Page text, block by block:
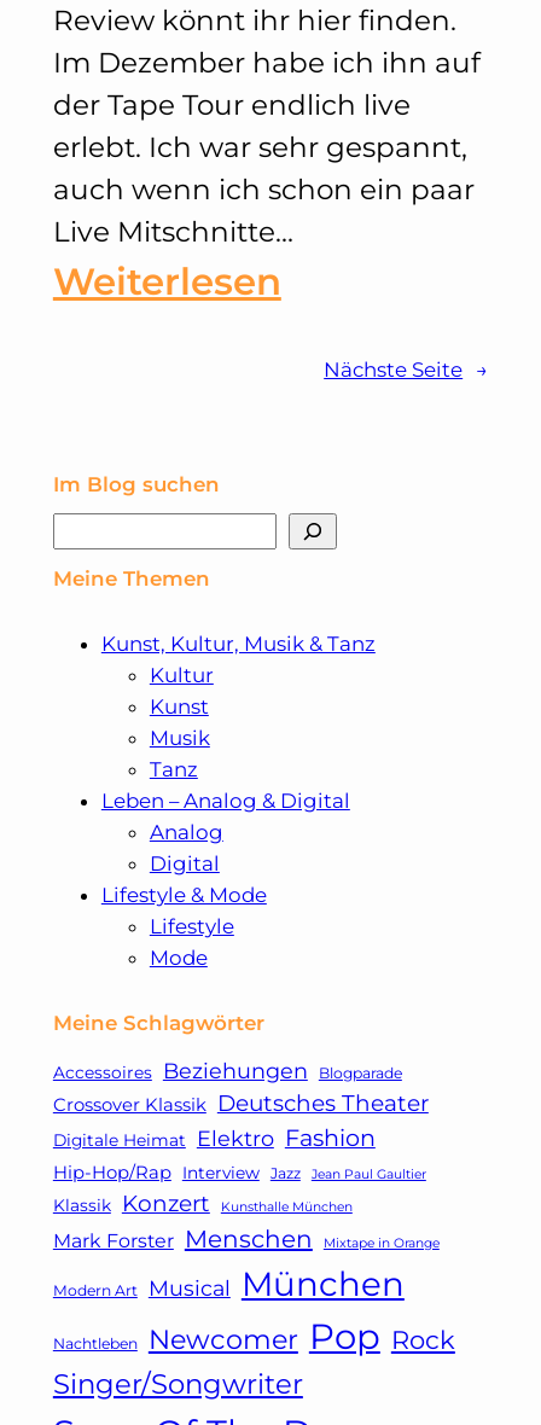
Review könnt ihr hier finden.
Im Dezember habe ich ihn auf
der Tape Tour endlich live
erlebt. Ich war sehr gespannt,
auch wenn ich schon ein paar
Live Mitschnitte…
Weiterlesen
Forster
Konzert
–
Nächste Seite →
Im Blog suchen
Meine Themen
Kunst, Kultur, Musik & Tanz
Kultur
Kunst
Musik
Tanz
Leben – Analog & Digital
Analog
Digital
Lifestyle & Mode
Lifestyle
Mode
Meine Schlagwörter
Accessoires Beziehungen Blogparade
Crossover Klassik Deutsches Theater
Digitale Heimat Elektro Fashion
Hip-Hop/Rap Interview Jazz Jean Paul Gaultier
Klassik Konzert Kunsthalle München
Mark Forster Menschen Mixtape in Orange
Modern Art Musical München
Nachtleben Newcomer Pop Rock
Singer/Songwriter